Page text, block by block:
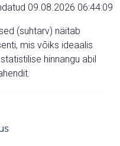
09.08.2026 06:44:09
(suhtarv) näitab
mis võiks ideaalis
hinnangu abil